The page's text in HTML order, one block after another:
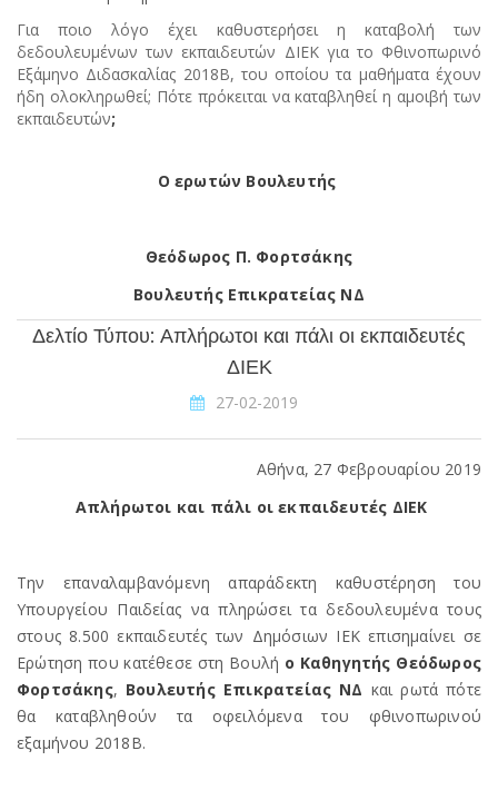
Για ποιο λόγο έχει καθυστερήσει η καταβολή των
δεδουλευμένων των εκπαιδευτών ΔΙΕΚ για το Φθινοπωρινό
Εξάμηνο Διδασκαλίας 2018Β, του οποίου τα μαθήματα έχουν
ήδη ολοκληρωθεί; Πότε πρόκειται να καταβληθεί η αμοιβή των
εκπαιδευτών;
Ο ερωτών Βουλευτής
Θεόδωρος Π. Φορτσάκης
Βουλευτής Επικρατείας ΝΔ
Δελτίο Τύπου: Απλήρωτοι και πάλι οι εκπαιδευτές
ΔΙΕΚ
27-02-2019
Αθήνα, 27 Φεβρουαρίου 2019
Απλήρωτοι και πάλι οι εκπαιδευτές ΔΙΕΚ
Την επαναλαμβανόμενη απαράδεκτη καθυστέρηση του
Υπουργείου Παιδείας να πληρώσει τα δεδουλευμένα τους
στους 8.500 εκπαιδευτές των Δημόσιων ΙΕΚ επισημαίνει σε
Ερώτηση που κατέθεσε στη Βουλή ο Καθηγητής Θεόδωρος
Φορτσάκης, Βουλευτής Επικρατείας ΝΔ και ρωτά πότε
θα καταβληθούν τα οφειλόμενα του φθινοπωρινού
εξαμήνου 2018Β.